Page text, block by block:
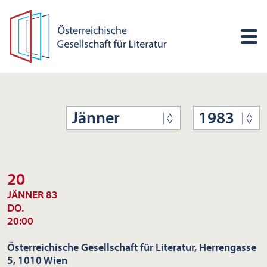
Jänner 1983
20
JÄNNER 83
DO.
20:00
Österreichische Gesellschaft für Literatur, Herrengasse
5, 1010 Wien